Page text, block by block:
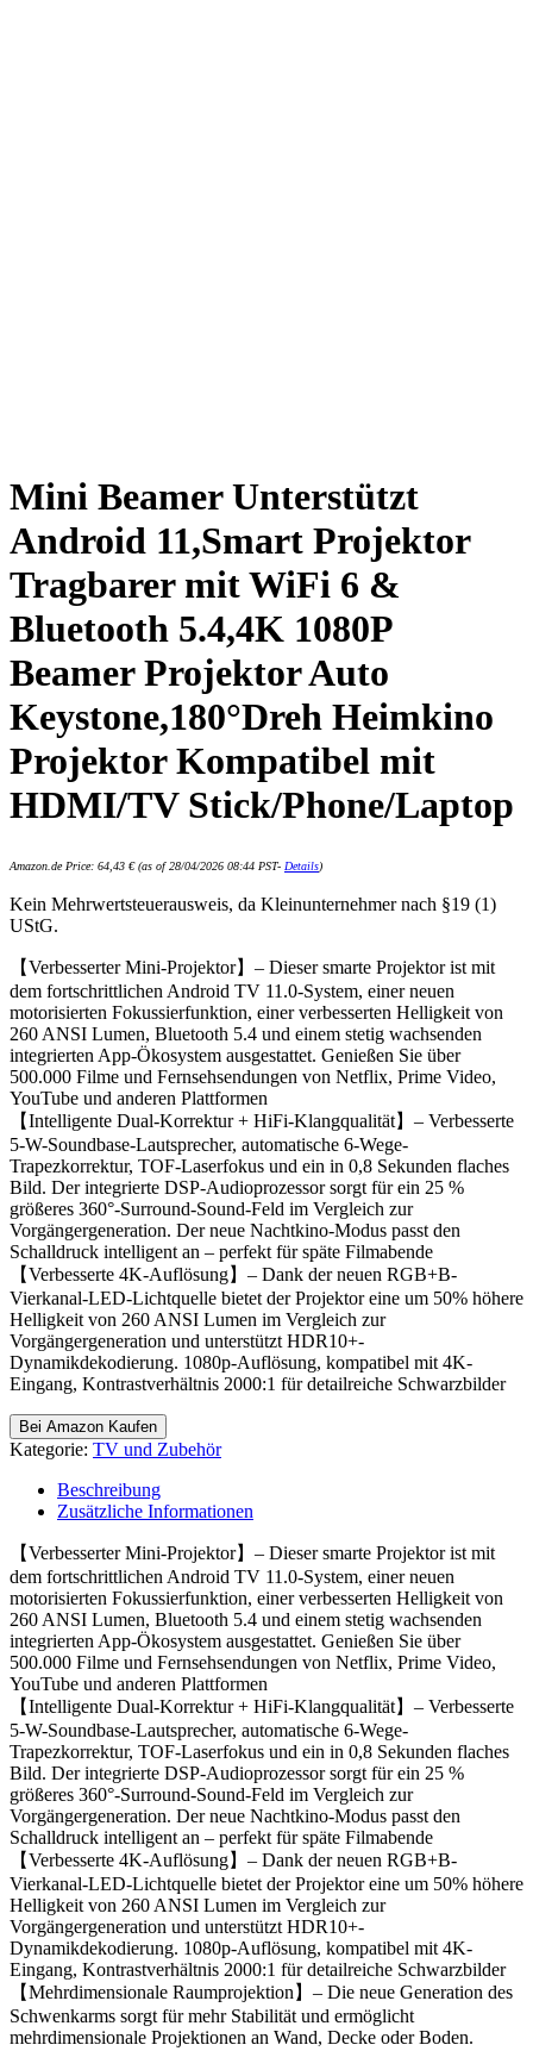
Mini Beamer Unterstützt
Android 11,Smart Projektor
Tragbarer mit WiFi 6 &
Bluetooth 5.4,4K 1080P
Beamer Projektor Auto
Keystone,180°Dreh Heimkino
Projektor Kompatibel mit
HDMI/TV Stick/Phone/Laptop
Amazon.de Price: 64,43 €(as of 28/04/2026 08:44 PST- Details)
Kein Mehrwertsteuerausweis, da Kleinunternehmer nach §19 (1)
UStG.
【Verbesserter Mini-Projektor】– Dieser smarte Projektor ist mit
dem fortschrittlichen Android TV 11.0-System, einer neuen
motorisierten Fokussierfunktion, einer verbesserten Helligkeit von
260 ANSI Lumen, Bluetooth 5.4 und einem stetig wachsenden
integrierten App-Ökosystem ausgestattet. Genießen Sie über
500.000 Filme und Fernsehsendungen von Netflix, Prime Video,
YouTube und anderen Plattformen
【Intelligente Dual-Korrektur + HiFi-Klangqualität】– Verbesserte
5-W-Soundbase-Lautsprecher, automatische 6-Wege-
Trapezkorrektur, TOF-Laserfokus und ein in 0,8 Sekunden flaches
Bild. Der integrierte DSP-Audioprozessor sorgt für ein 25 %
größeres 360°-Surround-Sound-Feld im Vergleich zur
Vorgängergeneration. Der neue Nachtkino-Modus passt den
Schalldruck intelligent an – perfekt für späte Filmabende
【Verbesserte 4K-Auflösung】– Dank der neuen RGB+B-
Vierkanal-LED-Lichtquelle bietet der Projektor eine um 50% höhere
Helligkeit von 260 ANSI Lumen im Vergleich zur
Vorgängergeneration und unterstützt HDR10+-
Dynamikdekodierung. 1080p-Auflösung, kompatibel mit 4K-
Eingang, Kontrastverhältnis 2000:1 für detailreiche Schwarzbilder
Bei Amazon Kaufen
Kategorie: TV und Zubehör
Beschreibung
Zusätzliche Informationen
【Verbesserter Mini-Projektor】– Dieser smarte Projektor ist mit
dem fortschrittlichen Android TV 11.0-System, einer neuen
motorisierten Fokussierfunktion, einer verbesserten Helligkeit von
260 ANSI Lumen, Bluetooth 5.4 und einem stetig wachsenden
integrierten App-Ökosystem ausgestattet. Genießen Sie über
500.000 Filme und Fernsehsendungen von Netflix, Prime Video,
YouTube und anderen Plattformen
【Intelligente Dual-Korrektur + HiFi-Klangqualität】– Verbesserte
5-W-Soundbase-Lautsprecher, automatische 6-Wege-
Trapezkorrektur, TOF-Laserfokus und ein in 0,8 Sekunden flaches
Bild. Der integrierte DSP-Audioprozessor sorgt für ein 25 %
größeres 360°-Surround-Sound-Feld im Vergleich zur
Vorgängergeneration. Der neue Nachtkino-Modus passt den
Schalldruck intelligent an – perfekt für späte Filmabende
【Verbesserte 4K-Auflösung】– Dank der neuen RGB+B-
Vierkanal-LED-Lichtquelle bietet der Projektor eine um 50% höhere
Helligkeit von 260 ANSI Lumen im Vergleich zur
Vorgängergeneration und unterstützt HDR10+-
Dynamikdekodierung. 1080p-Auflösung, kompatibel mit 4K-
Eingang, Kontrastverhältnis 2000:1 für detailreiche Schwarzbilder
【Mehrdimensionale Raumprojektion】– Die neue Generation des
Schwenkarms sorgt für mehr Stabilität und ermöglicht
mehrdimensionale Projektionen an Wand, Decke oder Boden.